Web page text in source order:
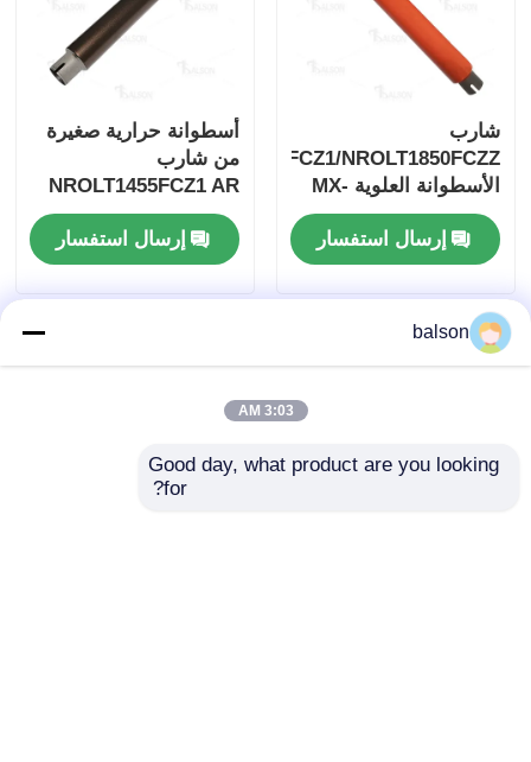
شريحة حبر طابعة Brother
شريحة التونر من مينولتا
رقاقة حبر ريكو
أجزاء الطابعات والنسخات
شارب
NROLT1850FCZ1/NROLT1850FCZZ
الأسطوانة العلوية MX-
M623N/M623U/M753N/M753U
إرسال استفسار
أسطوانة حرارية صغيرة
من شارب
NROLT1455FCZ1 AR
M550/M620/M700
إرسال استفسار
balson
3:03 AM
Good day, what product are you looking
for?